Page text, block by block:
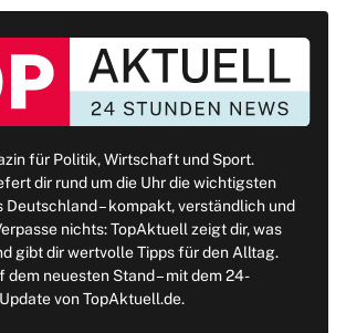
für Politik, Wirtschaft und Sport.
dir rund um die Uhr die wichtigsten
Deutschland – kompakt, verständlich und
nichts: TopAktuell zeigt dir, was
gibt dir wertvolle Tipps für den Alltag.
dem neuesten Stand – mit dem 24-
von TopAktuell.de.